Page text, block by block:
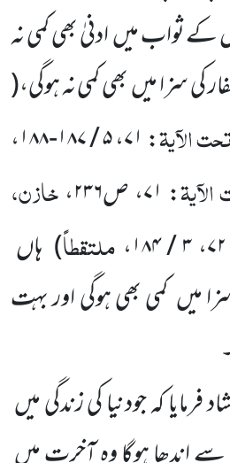
کے ثواب میںادنیٰ بھی کمی نہ
کی سزا میںبھی کمی نہ ہوگی،(
الآیۃ: ۷۱،۵ / ۱۸۷-۱۸۸ ،
: ۷۱، ص۲۳۶،خازن،
۷۲،۳ / ۱۸۴ ، ملتقطاً) ہاں
میں کمی بھی ہوگی اور بہت
فرمایا کہ جودنیا کی زندگی میں